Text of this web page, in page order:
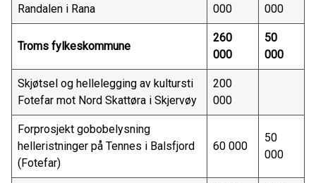
Randalen i Rana
000
000
Troms fylkeskommune
260
000
50
000
Skjøtsel og hellelegging av kultursti
Fotefar mot Nord Skattøra i Skjervøy
200
000
Forprosjekt gobobelysning
helleristninger på Tennes i Balsfjord
(Fotefar)
60 000
50
000